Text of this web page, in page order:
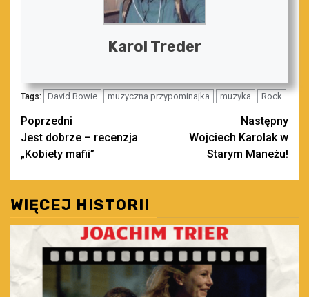
Karol Treder
Tags: David Bowie muzyczna przypominajka muzyka Rock
Zobacz
wpisy
Poprzedni
Jest dobrze – recenzja
„Kobiety mafii”
Następny
Wojciech Karolak w
Starym Maneżu!
WIĘCEJ HISTORII